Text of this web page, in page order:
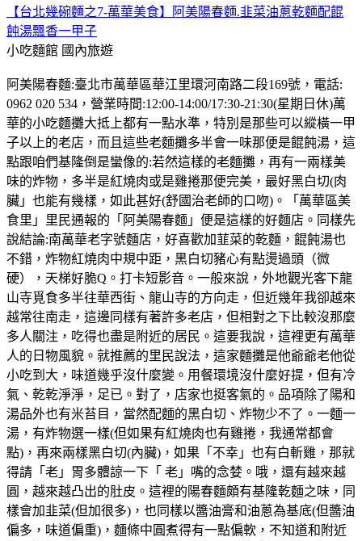
【台北幾碗麵之7-萬華美食】阿美陽春麵.韭菜油蔥乾麵配餛
飩湯飄香一甲子
小吃麵館 國內旅遊
阿美陽春麵:臺北市萬華區華江里環河南路二段169號，電話:
0962 020 534，營業時間:12:00-14:00/17:30-21:30(星期日休)萬
華的小吃麵攤大抵上都有一點水準，特別是那些可以縱橫一甲
子以上的老店，而且這些老麵攤多半會一味那便是餛飩湯，這
點跟咱們基隆倒是蠻像的:若然這樣的老麵攤，再有一兩樣美
味的炸物，多半是紅燒肉或是雞捲那便完美，最好黑白切(肉
臟」也能有幾樣，如此甚好(舒國治老師的口吻)。「萬華區美
食里」里民通報的「阿美陽春麵」便是這樣的好麵店。同樣先
說結論:南萬華老字號麵店，好喜歡加韮菜的乾麵，餛飩湯也
不錯，炸物紅燒肉中規中距，黑白切豬心有點燙過頭（微
硬），天梯好脆Q。打卡短影音。一般來說，外地觀光客下龍
山寺覓食多半往華西街、龍山寺的方向走，但近幾年我卻越來
越常往南走，這邊同樣有著許多老店，但相對之下比較沒那麼
多人關注，吃得也盡是附近的居民。這要我說，這裡更有萬華
人的日物風貌。就推薦的里民說法，這家麵攤是他爺爺老他從
小吃到大，味道幾乎沒什麼變。用餐環境沒什麼好提，但有冷
氣、乾乾淨淨，足已。對了，店家也挺客氣的。品項除了陽和
湯品外也有米苔目，當然配麵的黑白切、炸物少不了。一麵一
湯，有炸物選一樣(但如果有紅燒肉也有雞捲，我通常都會
點)，再來兩樣黑白切(內臟)，如果「不幸」也有白斬雞，那就
得請「老」胃多體諒一下「 老」嘴的念婪。哦，還有越來越
圓，越來越凸出的肚皮。這裡的陽春麵頗有基隆乾麵之味，同
樣會加韭菜(但加很多)，也同樣以醬油膏和油蔥為基底(但醬油
偏多，味道偏重)，麵條中圓煮得有一點偏軟，不知道和附近